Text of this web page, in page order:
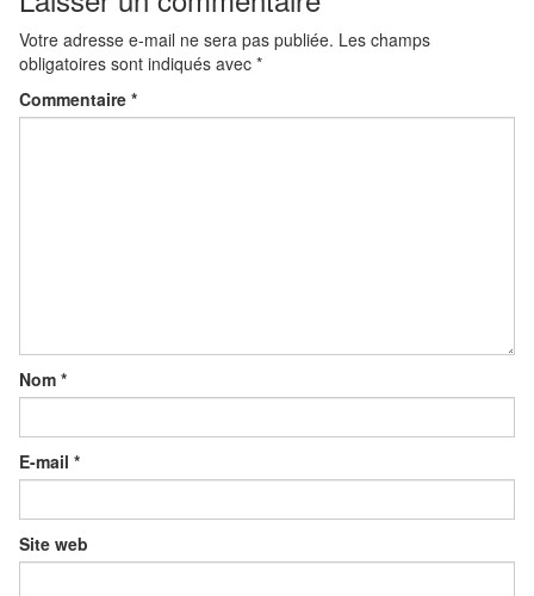
Votre adresse e-mail ne sera pas publiée. Les champs
obligatoires sont indiqués avec *
Commentaire *
Nom *
E-mail *
Site web